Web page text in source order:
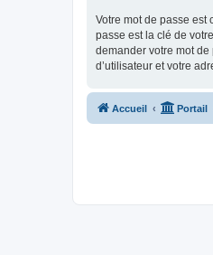
Votre mot de passe est
passe est la clé de
demander votre mot
d’utilisateur et votre
Accueil Portail